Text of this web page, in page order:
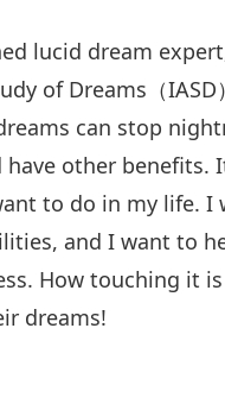
lucid dream
of Dreams（IASD
can stop
other benefits.
to do in my life.
and I want to
How touching it
dreams!